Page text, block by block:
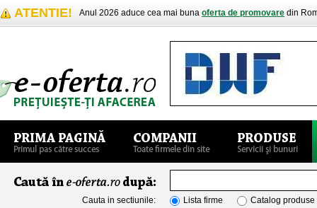
ATENTIE! Anul 2026 aduce cea mai buna oferta de promovare din
Cauta in sectiunile: Lista firme Catalog produse